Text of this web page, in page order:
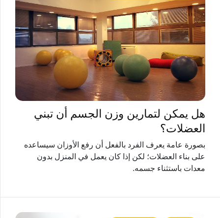
هل يمكن لتمارين وزن الجسم أن تبني
العضلات؟
بصورة عامة يعرف الفرد بالفعل أن رفع الأوزان سيساعده
على بناء العضلات؛ لكن إذا كان يعمل في المنزل بدون
معدات باستثناء جسمه.